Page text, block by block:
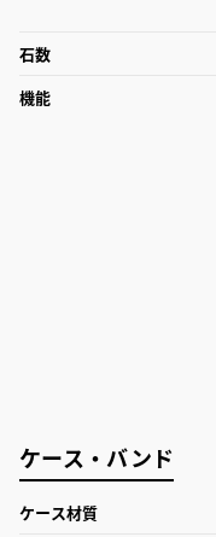
石数
機能
ケース・バンド
ケース材質